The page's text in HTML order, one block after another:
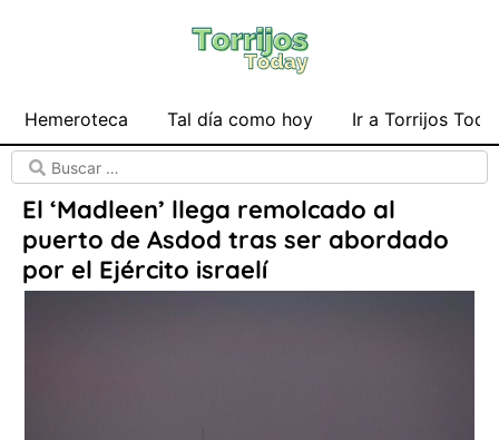
Hemeroteca Tal día como hoy Ir a Torrijos
El ‘Madleen’ llega remolcado al
puerto de Asdod tras ser abordado
por el Ejército israelí